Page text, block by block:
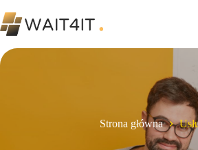
do
treści
Strona główna